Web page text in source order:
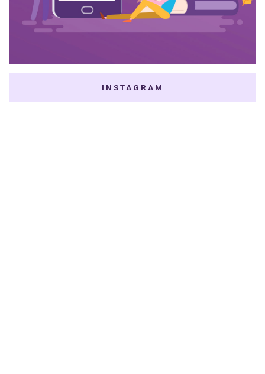
INSTAGRAM